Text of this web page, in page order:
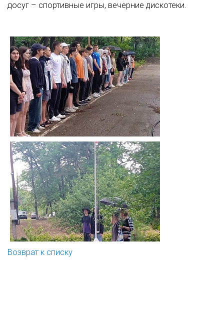
досуг – спортивные игры, вечерние дискотеки.
Возврат к списку